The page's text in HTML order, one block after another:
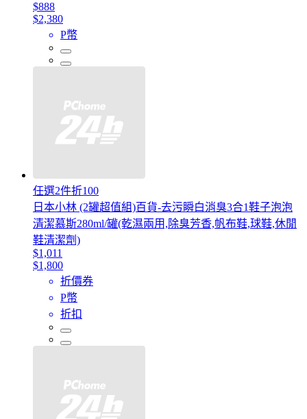
$888
$2,380
P幣
任選2件折100
日本小林 (2罐超值組)百貨-去污瞬白消臭3合1鞋子泡泡
清潔慕斯280ml/罐(乾濕兩用,除臭芳香,帆布鞋,球鞋,休閒
鞋清潔劑)
$1,011
$1,800
折價券
P幣
折扣